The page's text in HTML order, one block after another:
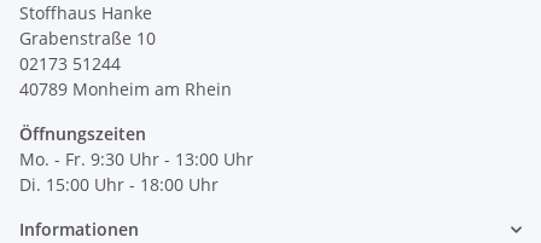
Stoffhaus Hanke
Grabenstraße 10
02173 51244
40789 Monheim am Rhein
Öffnungszeiten
Mo. - Fr. 9:30 Uhr - 13:00 Uhr
Di. 15:00 Uhr - 18:00 Uhr
Informationen